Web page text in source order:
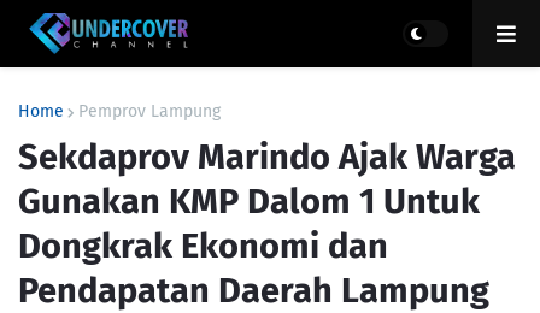
Home Pemprov Lampung
Sekdaprov Marindo Ajak Warga
Gunakan KMP Dalom 1 Untuk
Dongkrak Ekonomi dan
Pendapatan Daerah Lampung